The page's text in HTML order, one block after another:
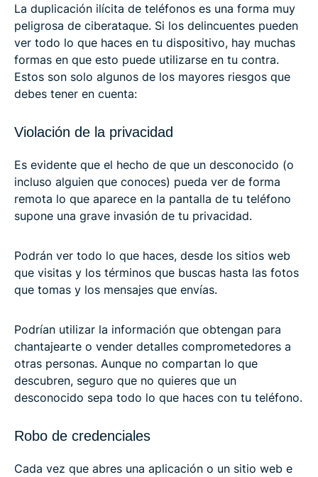
La duplicación ilícita de teléfonos es una forma muy
peligrosa de ciberataque. Si los delincuentes pueden
ver todo lo que haces en tu dispositivo, hay muchas
formas en que esto puede utilizarse en tu contra.
Estos son solo algunos de los mayores riesgos que
debes tener en cuenta:
Violación de la privacidad
Es evidente que el hecho de que un desconocido (o
incluso alguien que conoces) pueda ver de forma
remota lo que aparece en la pantalla de tu teléfono
supone una grave invasión de tu privacidad.
Podrán ver todo lo que haces, desde los sitios web
que visitas y los términos que buscas hasta las fotos
que tomas y los mensajes que envías.
Podrían utilizar la información que obtengan para
chantajearte o vender detalles comprometedores a
otras personas. Aunque no compartan lo que
descubren, seguro que no quieres que un
desconocido sepa todo lo que haces con tu teléfono.
Robo de credenciales
Cada vez que abres una aplicación o un sitio web e